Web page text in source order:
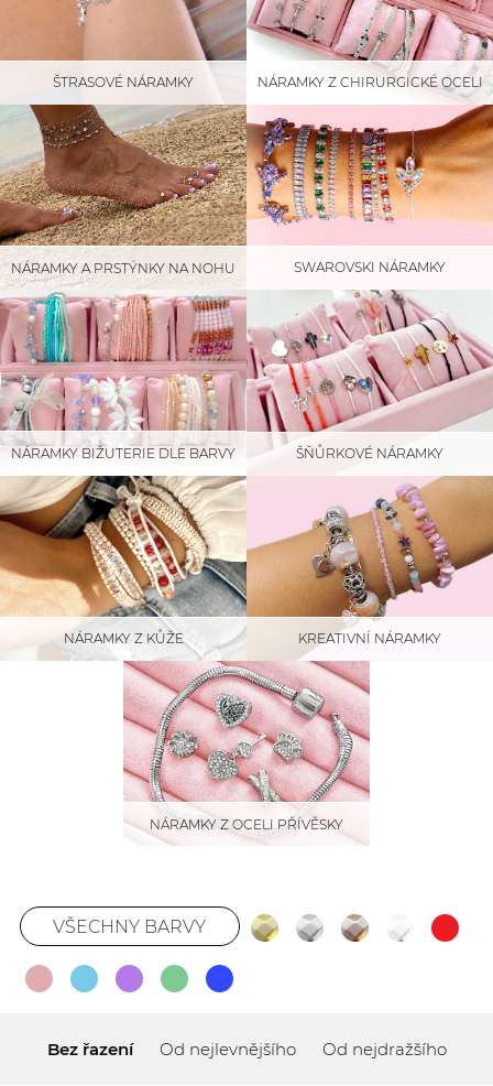
ŠTRASOVÉ NÁRAMKY NÁRAMKY Z CHIRURGICKÉ OCELI
NÁRAMKY A PRSTÝNKY NA NOHU SWAROVSKI NÁRAMKY
NÁRAMKY BIŽUTERIE DLE BARVY ŠŇŮRKOVÉ NÁRAMKY
NÁRAMKY Z KŮŽE KREATIVNÍ NÁRAMKY
NÁRAMKY Z OCELI PŘÍVĚSKY
VŠECHNY BARVY
Bez řazení Od nejlevnějšího Od nejdražšího